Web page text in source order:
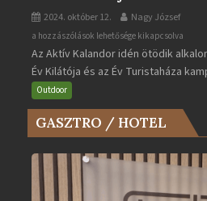
2024. október 12. Nagy József
Az
Év
Kilátója
és
az
Év
bejegyzéshez
a hozzászólások lehetősége kikapcsolva
Az Aktív Kalandor idén ötödik
Év Kilátója és az Év Turistaháza
Outdoor
GASZTRO / HOTEL